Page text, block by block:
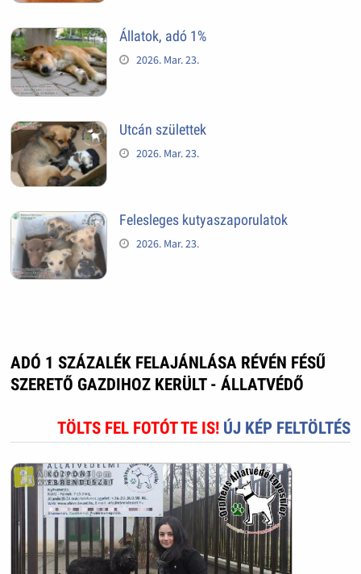
Állatok, adó 1%
2026. Mar. 23.
Utcán születtek
2026. Mar. 23.
Felesleges kutyaszaporulatok
2026. Mar. 23.
ADÓ 1 SZÁZALÉK FELAJÁNLÁSA RÉVÉN FÉSŰ
SZERETŐ GAZDIHOZ KERÜLT - ÁLLATVÉDŐ
TÖLTS FEL FOTÓT TE IS! ÚJ KÉP FELTÖLTÉS